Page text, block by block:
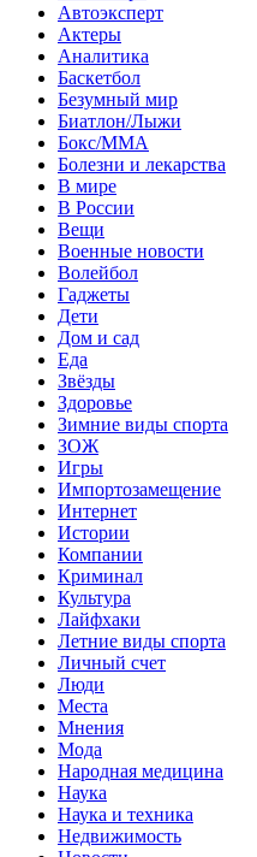
Автоэксперт
Актеры
Аналитика
Баскетбол
Безумный мир
Биатлон/Лыжи
Бокс/MMA
Болезни и лекарства
В мире
В России
Вещи
Военные новости
Волейбол
Гаджеты
Дети
Дом и сад
Еда
Звёзды
Здоровье
Зимние виды спорта
ЗОЖ
Игры
Импортозамещение
Интернет
Истории
Компании
Криминал
Культура
Лайфхаки
Летние виды спорта
Личный счет
Люди
Места
Мнения
Мода
Народная медицина
Наука
Наука и техника
Недвижимость